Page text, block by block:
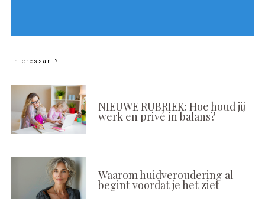
Interessant?
NIEUWE RUBRIEK: Hoe houd jij
werk en privé in balans?
Waarom huidveroudering al
begint voordat je het ziet